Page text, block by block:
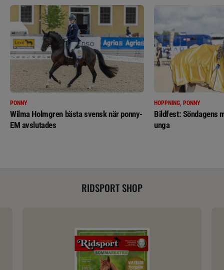
PONNY
Wilma Holmgren bästa svensk när ponny-
EM avslutades
HOPPNING, PONNY
Bildfest: Söndagens
unga
RIDSPORT SHOP